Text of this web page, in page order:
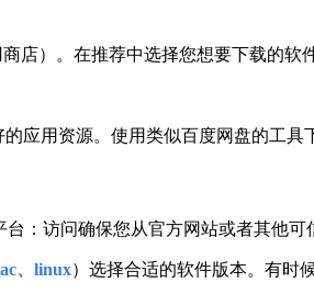
店）。在推荐中选择您想要下载的
应用资源。使用类似百度网盘的工
：访问确保您从官方网站或者其他
、linux）选择合适的软件版本。有时